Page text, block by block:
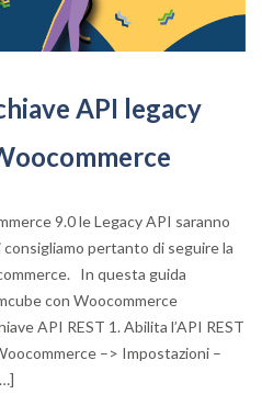
API legacy
9.0 le Legacy API saranno
pertanto di seguire la
In questa guida
con Woocommerce
API REST 1. Abilita l’API REST
–> Impostazioni –